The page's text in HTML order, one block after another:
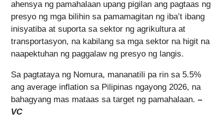
ahensya ng pamahalaan upang pigilan ang pagtaas ng
presyo ng mga bilihin sa pamamagitan ng iba’t ibang
inisyatiba at suporta sa sektor ng agrikultura at
transportasyon, na kabilang sa mga sektor na higit na
naapektuhan ng paggalaw ng presyo ng langis.
Sa pagtataya ng Nomura, mananatili pa rin sa 5.5%
ang average inflation sa Pilipinas ngayong 2026, na
bahagyang mas mataas sa target ng pamahalaan. –
VC